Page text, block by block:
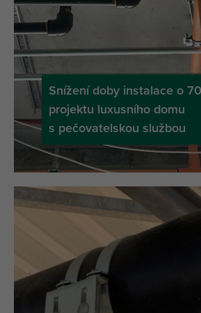
Snížení doby instalace o
projektu luxusního domu
s pečovatelskou službou